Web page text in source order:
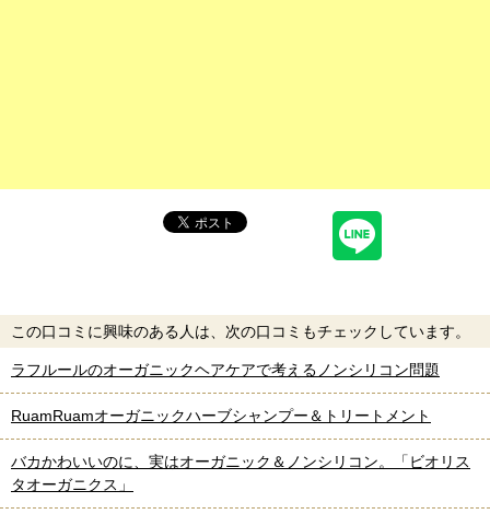
この口コミに興味のある人は、次の口コミもチェックしています。
ラフルールのオーガニックヘアケアで考えるノンシリコン問題
RuamRuamオーガニックハーブシャンプー＆トリートメント
バカかわいいのに、実はオーガニック＆ノンシリコン。「ビオリス
タオーガニクス」